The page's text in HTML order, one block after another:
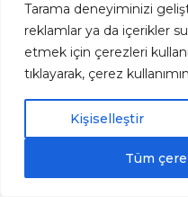
Tarama deneyiminizi
reklamlar ya da içerikler
etmek için çerezleri
tıklayarak, çerez
Kişiselleştir
Tüm